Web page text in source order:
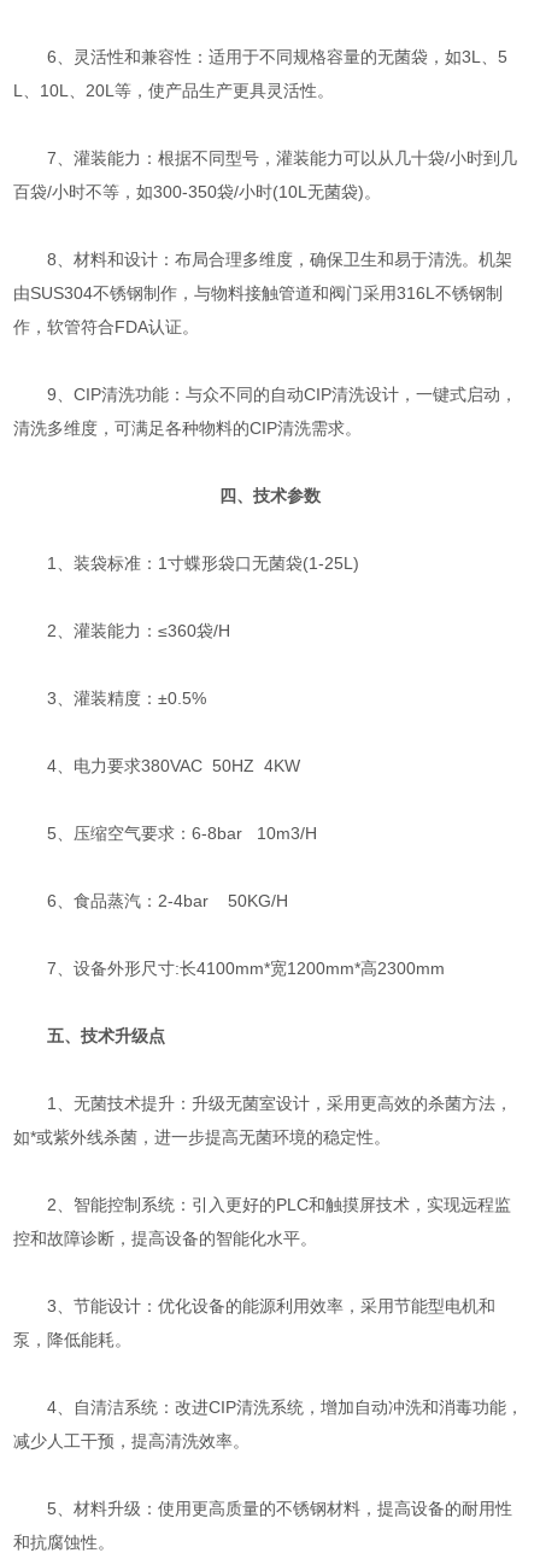
6、灵活性和兼容性：适用于不同规格容量的无菌袋，如3L、5
L、10L、20L等，使产品生产更具灵活性。
7、灌装能力：根据不同型号，灌装能力可以从几十袋/小时到几
百袋/小时不等，如300-350袋/小时(10L无菌袋)。
8、材料和设计：布局合理多维度，确保卫生和易于清洗。机架
由SUS304不锈钢制作，与物料接触管道和阀门采用316L不锈钢制
作，软管符合FDA认证。
9、CIP清洗功能：与众不同的自动CIP清洗设计，一键式启动，
清洗多维度，可满足各种物料的CIP清洗需求。
四、技术参数
1、装袋标准：1寸蝶形袋口无菌袋(1-25L)
2、灌装能力：≤360袋/H
3、灌装精度：±0.5%
4、电力要求380VAC 50HZ 4KW
5、压缩空气要求：6-8bar 10m3/H
6、食品蒸汽：2-4bar 50KG/H
7、设备外形尺寸:长4100mm*宽1200mm*高2300mm
五、技术升级点
1、无菌技术提升：升级无菌室设计，采用更高效的杀菌方法，
如*或紫外线杀菌，进一步提高无菌环境的稳定性。
2、智能控制系统：引入更好的PLC和触摸屏技术，实现远程监
控和故障诊断，提高设备的智能化水平。
3、节能设计：优化设备的能源利用效率，采用节能型电机和
泵，降低能耗。
4、自清洁系统：改进CIP清洗系统，增加自动冲洗和消毒功能，
减少人工干预，提高清洗效率。
5、材料升级：使用更高质量的不锈钢材料，提高设备的耐用性
和抗腐蚀性。